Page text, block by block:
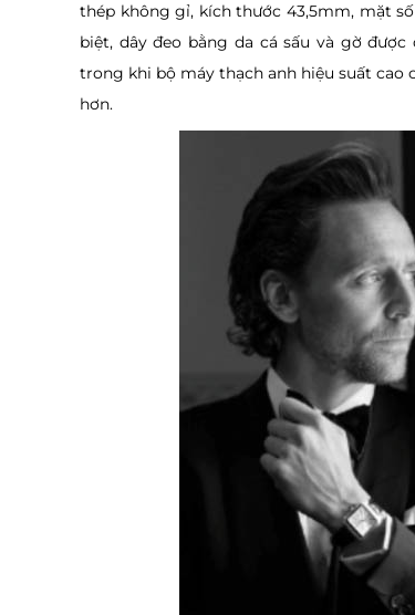
thép không gỉ, kích thước 43,5mm, mặt
biệt, dây đeo bằng da cá sấu và gờ
trong khi bộ máy thạch anh hiệu suất
hơn.